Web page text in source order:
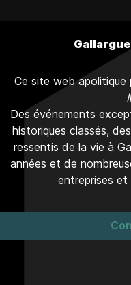
Ce site web apolitique
Des événements
historiques classés,
ressentis de la vie à
années et de
entreprises